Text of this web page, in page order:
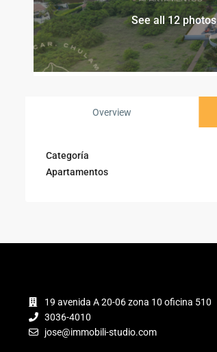
See all 12 photos
Overview
Categoría
Apartamentos
19 avenida A 20-06 zona 10 oficina 510
3036-4010
jose@immobili-studio.com